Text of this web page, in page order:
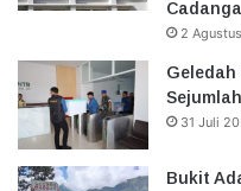
2
31 Juli
Bukit